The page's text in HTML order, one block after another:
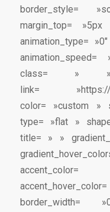
border_style=
margin_top=
animation_type=
class= »
link= »https://
color= »custom
type= »flat »
title= » »